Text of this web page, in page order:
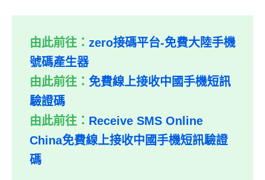
由此前往： zero接碼平台-免費大陸手機
號碼產生器
由此前往： 免費線上接收中國手機短訊
驗證碼
由此前往： Receive SMS Online
China免費線上接收中國手機短訊驗證
碼